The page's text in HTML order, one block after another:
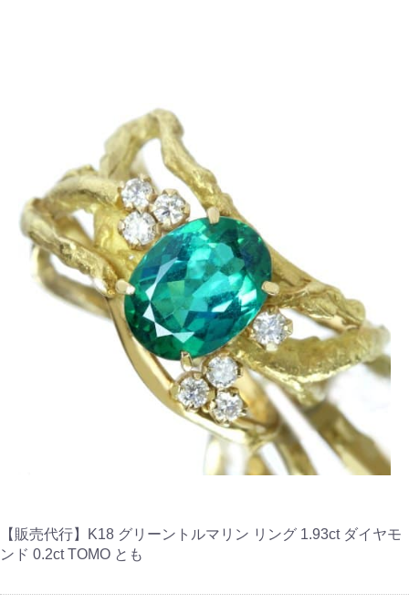
【販売代行】K18 グリーントルマリン リング 1.93ct ダイヤモ
ンド 0.2ct TOMO とも